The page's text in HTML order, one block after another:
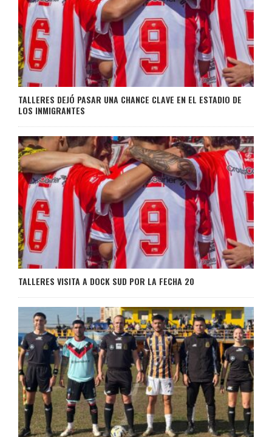
TALLERES DEJÓ PASAR UNA CHANCE CLAVE EN EL ESTADIO DE
LOS INMIGRANTES
TALLERES VISITA A DOCK SUD POR LA FECHA 20